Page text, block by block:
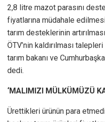
2,8 litre mazot parasını
fiyatlarına müdahale
tarım desteklerinin
ÖTV’nin kaldırılması
tarım bakanı ve
dedi.
‘MALIMIZI MÜLKÜMÜZÜ
Ürettikleri ürünün para